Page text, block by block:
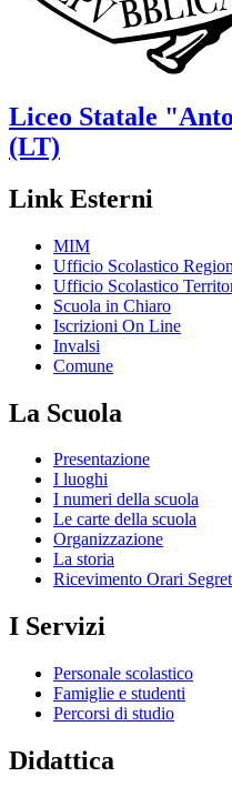
Liceo Statale
(LT)
Link Esterni
MIM
Ufficio Scolastico
Ufficio Scolastico
Scuola in Chiaro
Iscrizioni On Line
Invalsi
Comune
La Scuola
Presentazione
I luoghi
I numeri della scuola
Le carte della scuola
Organizzazione
La storia
Ricevimento Orari
I Servizi
Personale scolastico
Famiglie e studenti
Percorsi di studio
Didattica